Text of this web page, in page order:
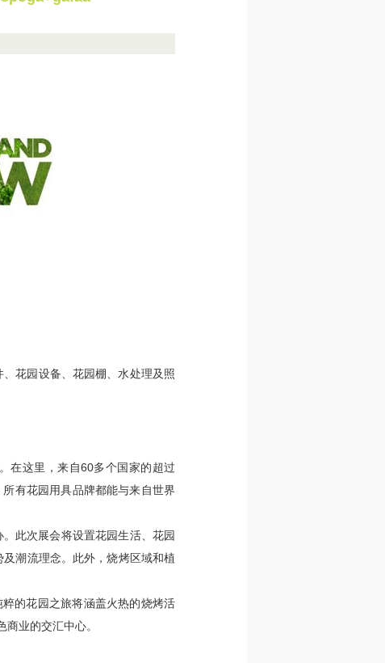
花园设备、花园棚、水处理及照
在这里，来自60多个国家的超过
有花园用具品牌都能与来自世界
此次展会将设置花园生活、花园
潮流理念。此外，烧烤区域和植
的花园之旅将涵盖火热的烧烤活
业的交汇中心。